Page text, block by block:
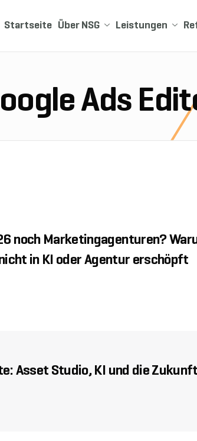
Startseite Über NSG Leistungen
Ads
noch Marketingagenturen?
in KI oder Agentur erschöpft
Asset Studio, KI und die